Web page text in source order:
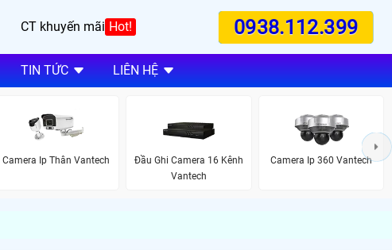
CT khuyến mãi Hot! 0938.112.399
TIN TỨC LIÊN HỆ
Camera Ip Thân Vantech
Đầu Ghi Camera 16 Kênh
Vantech
Camera Ip 360 Vantech